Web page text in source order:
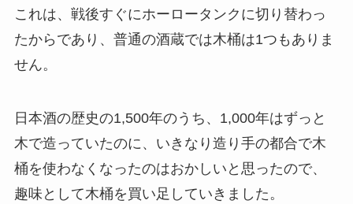
これは、戦後すぐにホーロータンクに切り替わっ
たからであり、普通の酒蔵では木桶は1つもありま
せん。
日本酒の歴史の1,500年のうち、1,000年はずっと
木で造っていたのに、いきなり造り手の都合で木
桶を使わなくなったのはおかしいと思ったので、
趣味として木桶を買い足していきました。